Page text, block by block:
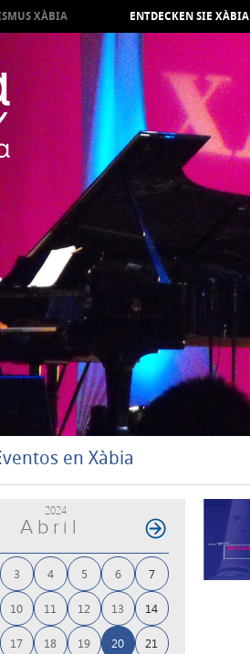
XÀBIA ENTDECKEN SIE XÀBIA
en Xàbia
2024
Abril
3 4 5 6 7
10 11 12 13 14
17 18 19 20 21